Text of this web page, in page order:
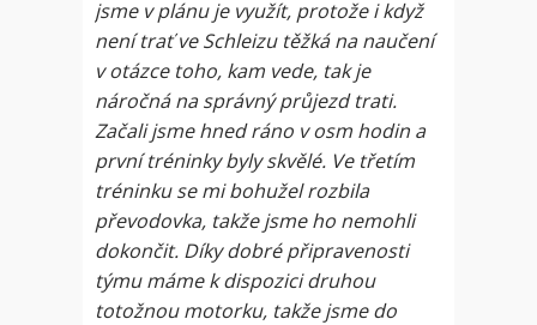
jsme v plánu je využít, protože i když
není trať ve Schleizu těžká na naučení
v otázce toho, kam vede, tak je
náročná na správný průjezd trati.
Začali jsme hned ráno v osm hodin a
první tréninky byly skvělé. Ve třetím
tréninku se mi bohužel rozbila
převodovka, takže jsme ho nemohli
dokončit. Díky dobré připravenosti
týmu máme k dispozici druhou
totožnou motorku, takže jsme do